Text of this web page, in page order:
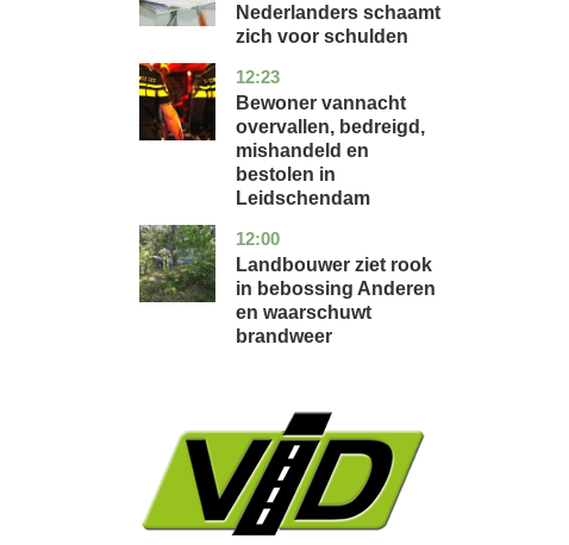
Nederlanders schaamt
zich voor schulden
12:23
zuid-
holland
nieuws
Bewoner vannacht
overvallen, bedreigd,
mishandeld en
bestolen in
Leidschendam
12:00
drenthe
nieuws
Landbouwer ziet rook
in bebossing Anderen
en waarschuwt
brandweer